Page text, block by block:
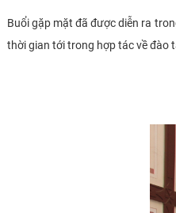
Buổi gặp mặt đã được diễn ra
thời gian tới trong hợp tác về đào